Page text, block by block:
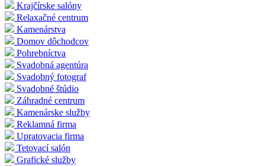
Krajčírske salóny
Relaxačné centrum
Kamenárstva
Domov dôchodcov
Pohrebníctva
Svadobná agentúra
Svadobný fotograf
Svadobné štúdio
Záhradné centrum
Kamenárske služby
Reklamná firma
Upratovacia firma
Tetovací salón
Grafické služby